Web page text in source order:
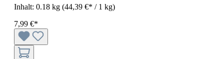
Inhalt: 0.18 kg (44,39 €* / 1 kg)
7,99 €*